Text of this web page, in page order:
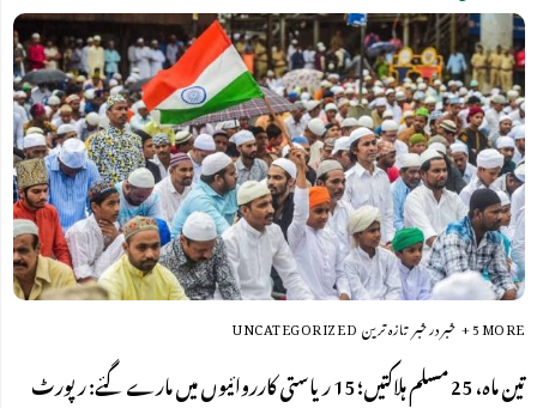
UNCATEGORIZEDتازہ ترینخبر در خبر+ 5 MORE
تین ماہ، 25 مسلم ہلاکتیں؛ 15 ریاستی کارروائیوں میں مارے گئے: رپورٹ